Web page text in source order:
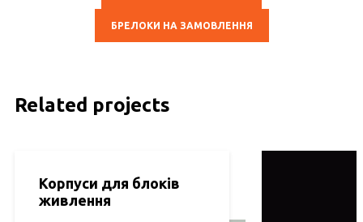
БРЕЛОКИ НА ЗАМОВЛЕННЯ
Related projects
Корпуси для блоків
живлення